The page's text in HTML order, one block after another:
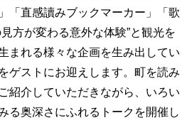
「直感讀みブックマーカー」「歌
方が変わる意外な体験”と観光を
まれる様々な企画を生み出してい
ゲストにお迎えします。町を読み
紹介していただきながら、いろい
る奥深さにふれるトークを開催し